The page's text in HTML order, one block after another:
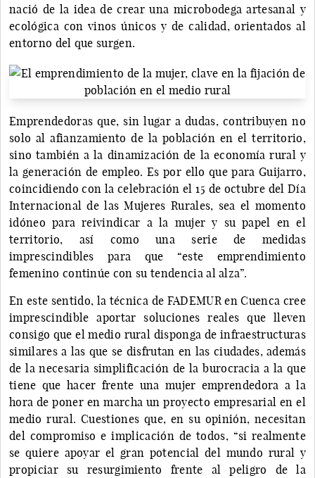
nació de la idea de crear una microbodega artesanal y
ecológica con vinos únicos y de calidad, orientados al
entorno del que surgen.
Emprendedoras que, sin lugar a dudas, contribuyen no
solo al afianzamiento de la población en el territorio,
sino también a la dinamización de la economía rural y
la generación de empleo. Es por ello que para Guijarro,
coincidiendo con la celebración el 15 de octubre del Día
Internacional de las Mujeres Rurales, sea el momento
idóneo para reivindicar a la mujer y su papel en el
territorio, así como una serie de medidas
imprescindibles para que “este emprendimiento
femenino continúe con su tendencia al alza”.
En este sentido, la técnica de FADEMUR en Cuenca cree
imprescindible aportar soluciones reales que lleven
consigo que el medio rural disponga de infraestructuras
similares a las que se disfrutan en las ciudades, además
de la necesaria simplificación de la burocracia a la que
tiene que hacer frente una mujer emprendedora a la
hora de poner en marcha un proyecto empresarial en el
medio rural. Cuestiones que, en su opinión, necesitan
del compromiso e implicación de todos, “si realmente
se quiere apoyar el gran potencial del mundo rural y
propiciar su resurgimiento frente al peligro de la